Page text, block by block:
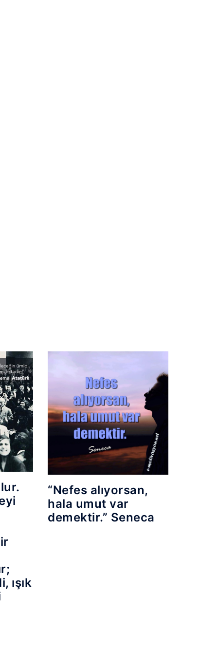
ışık
“Nefes alıyorsan,
hala umut var
demektir.” Seneca